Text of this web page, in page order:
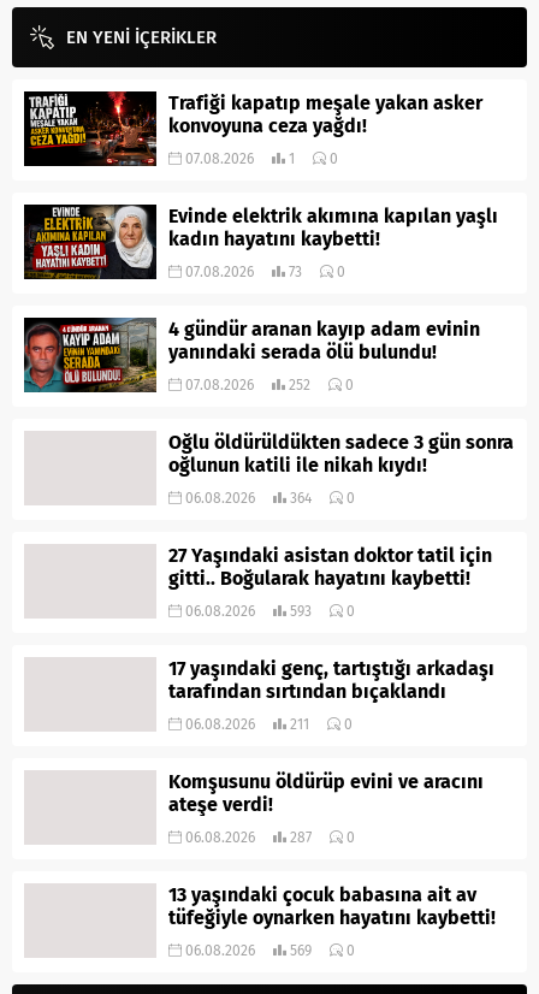
EN YENİ İÇERİKLER
Trafiği kapatıp meşale yakan asker
konvoyuna ceza yağdı!
07.08.2026 1 0
Evinde elektrik akımına kapılan yaşlı
kadın hayatını kaybetti!
07.08.2026 73 0
4 gündür aranan kayıp adam evinin
yanındaki serada ölü bulundu!
07.08.2026 252 0
Oğlu öldürüldükten sadece 3 gün sonra
oğlunun katili ile nikah kıydı!
06.08.2026 364 0
27 Yaşındaki asistan doktor tatil için
gitti.. Boğularak hayatını kaybetti!
06.08.2026 593 0
17 yaşındaki genç, tartıştığı arkadaşı
tarafından sırtından bıçaklandı
06.08.2026 211 0
Komşusunu öldürüp evini ve aracını
ateşe verdi!
06.08.2026 287 0
13 yaşındaki çocuk babasına ait av
tüfeğiyle oynarken hayatını kaybetti!
06.08.2026 569 0